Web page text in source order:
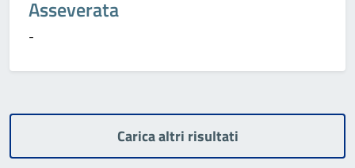
Asseverata
-
Carica altri risultati